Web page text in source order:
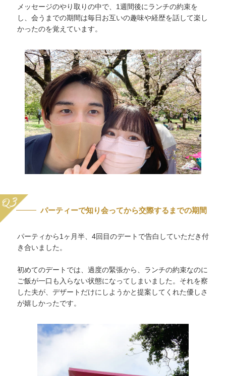
メッセージのやり取りの中で、1週間後にランチの約束を
し、会うまでの期間は毎日お互いの趣味や経歴を話して楽し
かったのを覚えています。
パーティーで知り会ってから交際するまでの期間
パーティから1ヶ月半、4回目のデートで告白していただき付
き合いました。
初めてのデートでは、過度の緊張から、ランチの約束なのに
ご飯が一口も入らない状態になってしまいました。それを察
した夫が、デザートだけにしようかと提案してくれた優しさ
が嬉しかったです。